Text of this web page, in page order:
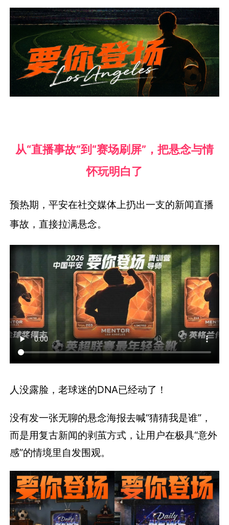
从“直播事故”到“赛场刷屏”，把悬念与情
怀玩明白了
预热期，平安在社交媒体上扔出一支的新闻直播
事故，直接拉满悬念。
人没露脸，老球迷的DNA已经动了！
没有发一张无聊的悬念海报去喊“猜猜我是谁”，
而是用复古新闻的剥茧方式，让用户在极具“意外
感”的情境里自发围观。